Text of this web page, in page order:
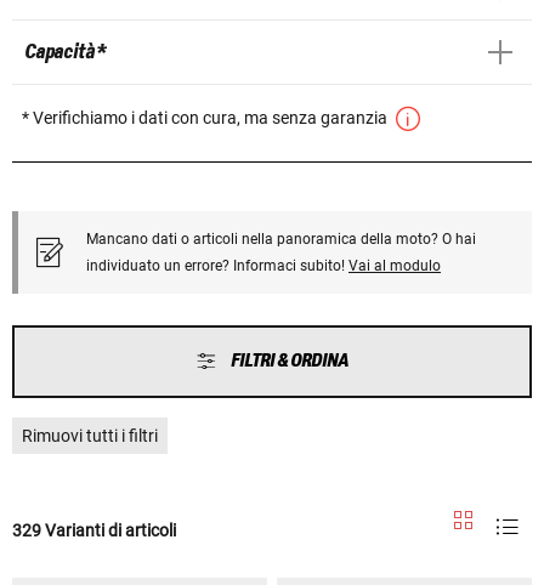
Capacità *
* Verifichiamo i dati con cura, ma senza garanzia
Mancano dati o articoli nella panoramica della moto? O hai
individuato un errore? Informaci subito! Vai al modulo
FILTRI & ORDINA
Rimuovi tutti i filtri
329 Varianti di articoli